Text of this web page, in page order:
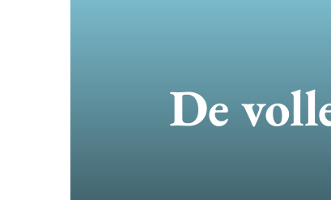
De